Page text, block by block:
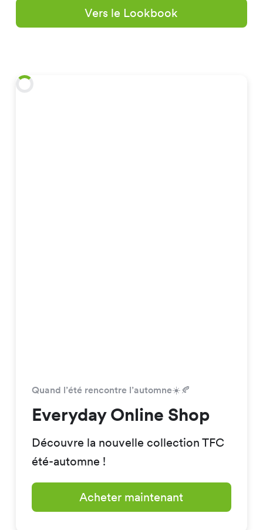
Vers le Lookbook
Quand l’été rencontre l’automne☀️🍂
Everyday Online Shop
Découvre la nouvelle collection TFC
été-automne !
Acheter maintenant